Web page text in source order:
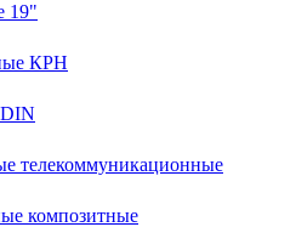
19"
КРН
телекоммуникационные
композитные